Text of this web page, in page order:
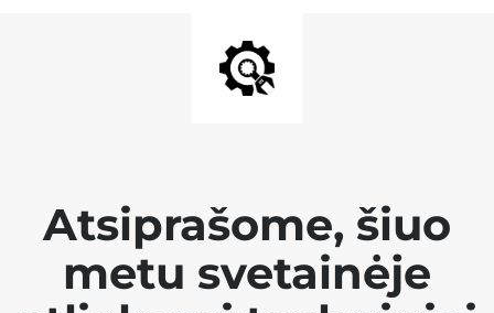
Atsiprašome, šiuo
metu svetainėje